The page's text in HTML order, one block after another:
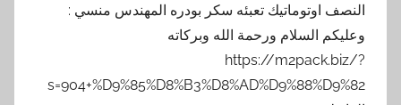
النصف اوتوماتيك تعبئه سكر بودره المهندس منسي :
وعليكم السلام ورحمة الله وبركاته
https://m2pack.biz/?
s=904+%D9%85%D8%B3%D8%AD%D9%88%D9%82